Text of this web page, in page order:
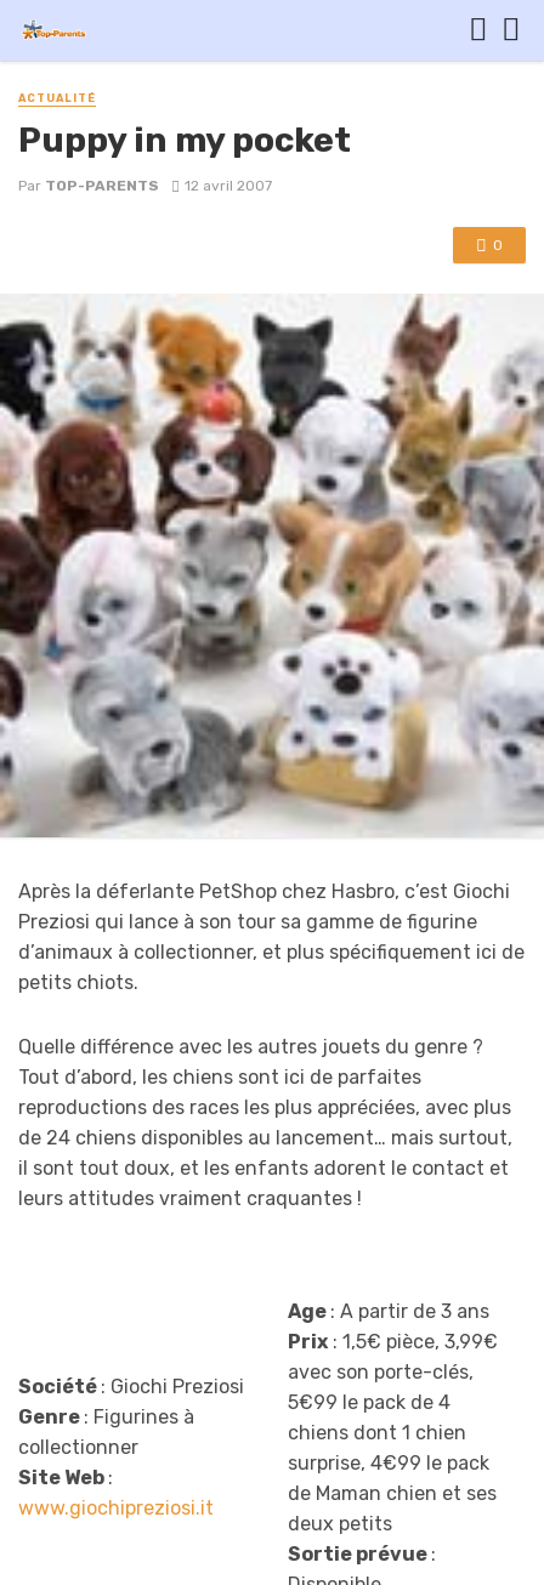
ACTUALITÉ
Puppy in my pocket
Par TOP-PARENTS 12 avril 2007
0
Après la déferlante PetShop chez Hasbro, c’est Giochi
Preziosi qui lance à son tour sa gamme de figurine
d’animaux à collectionner, et plus spécifiquement ici de
petits chiots.
Quelle différence avec les autres jouets du genre ?
Tout d’abord, les chiens sont ici de parfaites
reproductions des races les plus appréciées, avec plus
de 24 chiens disponibles au lancement… mais surtout,
il sont tout doux, et les enfants adorent le contact et
leurs attitudes vraiment craquantes !
Société : Giochi Preziosi
Genre : Figurines à
collectionner
Site Web :
www.giochipreziosi.it
Age : A partir de 3 ans
Prix: 1,5€ pièce, 3,99€
avec son porte-clés,
5€99 le pack de 4
chiens dont 1 chien
surprise, 4€99 le pack
de Maman chien et ses
deux petits
Sortie prévue :